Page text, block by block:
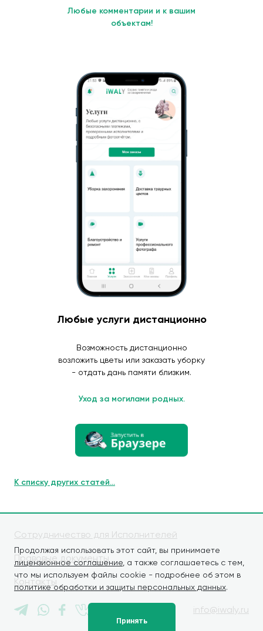
Продолжая использовать этот сайт, вы принимаете
лицензионное соглашение , а также соглашаетесь с тем,
что мы используем файлы cookie - подробнее об этом в
политике обработки и защиты персональных данных.
Принять
Любые комментарии и к вашим
объектам!
Любые услуги дистанционно
Возможность дистанционно
возложить цветы или заказать уборку
- отдать дань памяти близким.
Уход за могилами родных.
К списку других статей...
Сотрудничество для Исполнителей
Правовые документы
Контакты
info@iwaly.ru